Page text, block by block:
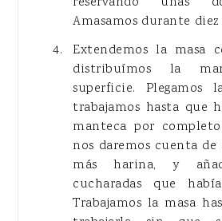
Amasamos durante
Extendemos la
distribuímos la
superficie.
trabajamos hasta que
manteca por
nos daremos cuenta
más harina, y
cucharadas que
Trabajamos la masa